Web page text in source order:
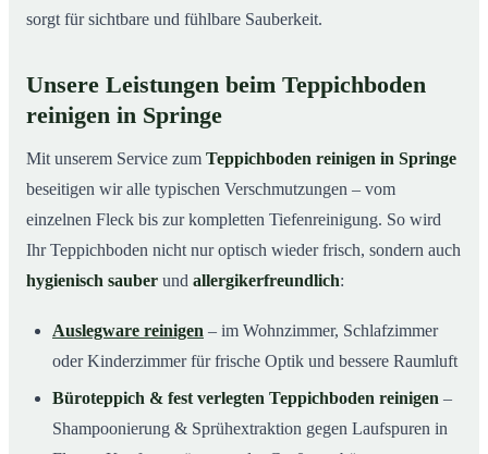
sorgt für sichtbare und fühlbare Sauberkeit.
Unsere Leistungen beim Teppichboden
reinigen in Springe
Mit unserem Service zum Teppichboden reinigen in Springe
beseitigen wir alle typischen Verschmutzungen – vom
einzelnen Fleck bis zur kompletten Tiefenreinigung. So wird
Ihr Teppichboden nicht nur optisch wieder frisch, sondern auch
hygienisch sauber und allergikerfreundlich:
Auslegware reinigen – im Wohnzimmer, Schlafzimmer
oder Kinderzimmer für frische Optik und bessere Raumluft
Büroteppich & fest verlegten Teppichboden reinigen –
Shampoonierung & Sprühextraktion gegen Laufspuren in